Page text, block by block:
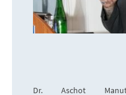
Dr. Aschot